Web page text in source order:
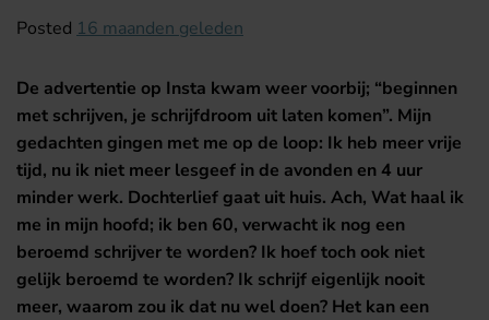
Posted 16 maanden geleden
De advertentie op Insta kwam weer voorbij; “beginnen
met schrijven, je schrijfdroom uit laten komen”. Mijn
gedachten gingen met me op de loop: Ik heb meer vrije
tijd, nu ik niet meer lesgeef in de avonden en 4 uur
minder werk. Dochterlief gaat uit huis. Ach, Wat haal ik
me in mijn hoofd; ik ben 60, verwacht ik nog een
beroemd schrijver te worden? Ik hoef toch ook niet
gelijk beroemd te worden? Ik schrijf eigenlijk nooit
meer, waarom zou ik dat nu wel doen? Het kan een